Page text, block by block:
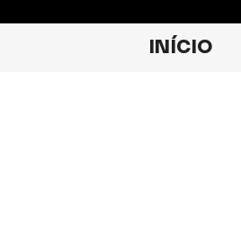
INÍCIO